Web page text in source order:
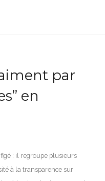
par
en
figé : il regroupe plusieurs
à la transparence sur